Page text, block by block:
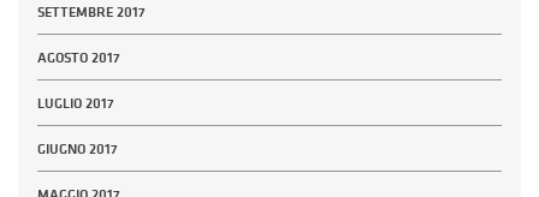
SETTEMBRE 2017
AGOSTO 2017
LUGLIO 2017
GIUGNO 2017